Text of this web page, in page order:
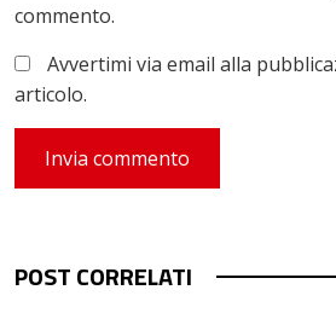
commento.
Avvertimi via email alla
articolo.
POST CORRELATI